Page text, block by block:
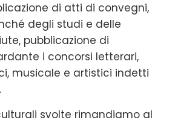
di atti di convegni,
degli studi e delle
pubblicazione di
i concorsi letterari,
musicale e artistici indetti
svolte rimandiamo al